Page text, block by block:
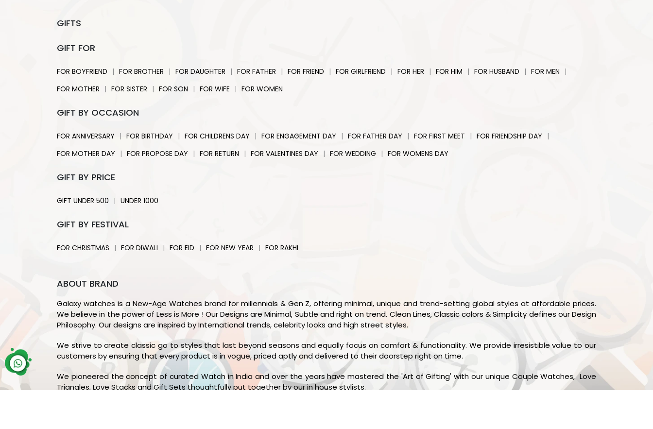
GIFTS
GIFT FOR
FOR BOYFRIEND | FOR BROTHER | FOR DAUGHTER | FOR FATHER | FOR FRIEND | FOR GIRLFRIEND | FOR HER | FOR HIM | FOR HUSBAND | FOR MEN |
FOR MOTHER | FOR SISTER | FOR SON | FOR WIFE | FOR WOMEN
GIFT BY OCCASION
FOR ANNIVERSARY | FOR BIRTHDAY | FOR CHILDRENS DAY | FOR ENGAGEMENT DAY | FOR FATHER DAY | FOR FIRST MEET | FOR FRIENDSHIP DAY |
FOR MOTHER DAY | FOR PROPOSE DAY | FOR RETURN | FOR VALENTINES DAY | FOR WEDDING | FOR WOMENS DAY
GIFT BY PRICE
GIFT UNDER 500 | UNDER 1000
GIFT BY FESTIVAL
FOR CHRISTMAS | FOR DIWALI | FOR EID | FOR NEW YEAR | FOR RAKHI
ABOUT BRAND
Galaxy watches is a New-Age Watches brand for millennials & Gen Z, offering minimal, unique and trend-setting global styles at affordable prices.
We believe in the power of Less is More ! Our Designs are Minimal, Subtle and right on trend. Clean Lines, Classic colors & Simplicity defines our Design
Philosophy. Our designs are inspired by International trends, celebrity looks and high street styles.
We strive to create classic go to styles that last beyond seasons and equally focus on comfort & functionality. We provide irresistible value to our
customers by ensuring that every product is in vogue, priced aptly and delivered to their doorstep right on time.
We pioneered the concept of curated Watch in India and over the years have mastered the 'Art of Gifting' with our unique Couple Watches, Love
Triangles, Love Stacks and Gift Sets thoughtfully put together by our in house stylists.